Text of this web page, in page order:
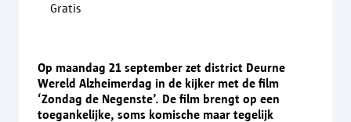
Gratis
Op maandag 21 september zet district Deurne
Wereld Alzheimerdag in de kijker met de film
‘Zondag de Negenste’. De film brengt op een
toegankelijke, soms komische maar tegelijk